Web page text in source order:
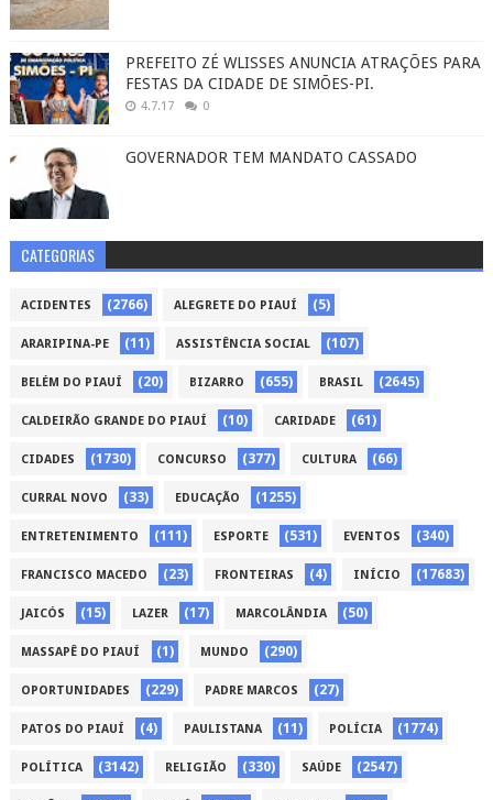
PREFEITO ZÉ WLISSES ANUNCIA ATRAÇÕES PARA
FESTAS DA CIDADE DE SIMÕES-PI.
4.7.17 0
GOVERNADOR TEM MANDATO CASSADO
CATEGORIAS
ACIDENTES (2766) ALEGRETE DO PIAUÍ (5)
ARARIPINA-PE (11) ASSISTÊNCIA SOCIAL (107)
BELÉM DO PIAUÍ (20) BIZARRO (655) BRASIL (2645)
CALDEIRÃO GRANDE DO PIAUÍ (10) CARIDADE (61)
CIDADES (1730) CONCURSO (377) CULTURA (66)
CURRAL NOVO (33) EDUCAÇÃO (1255)
ENTRETENIMENTO (111) ESPORTE (531) EVENTOS (340)
FRANCISCO MACEDO (23) FRONTEIRAS (4) INÍCIO (17683)
JAICÓS (15) LAZER (17) MARCOLÂNDIA (50)
MASSAPÊ DO PIAUÍ (1) MUNDO (290)
OPORTUNIDADES (229) PADRE MARCOS (27)
PATOS DO PIAUÍ (4) PAULISTANA (11) POLÍCIA (1774)
POLÍTICA (3142) RELIGIÃO (330) SAÚDE (2547)